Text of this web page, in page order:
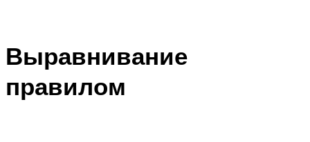
Выравнивание
правилом